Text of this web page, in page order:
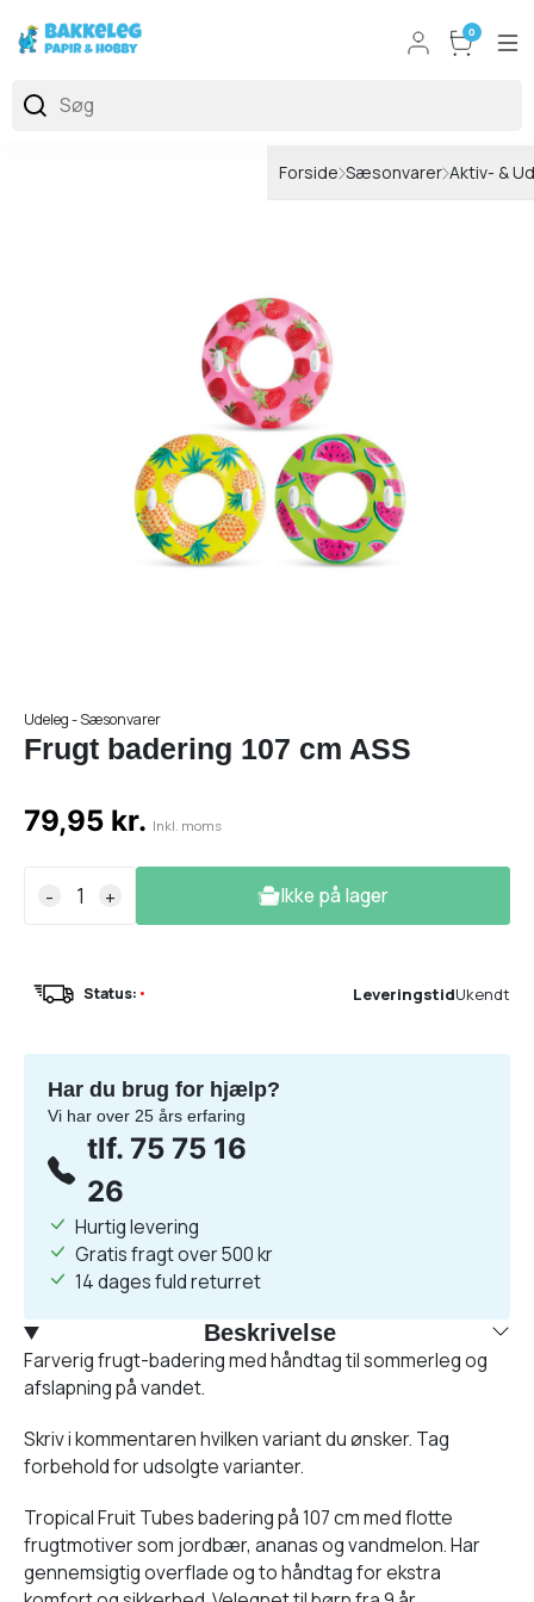
0
Forside Sæsonvarer Aktiv- &
Udeleg - Sæsonvarer
Frugt badering 107 cm ASS
79,95 kr. Inkl. moms
- + Ikke på lager
Status: • LeveringstidUkendt
Har du brug for hjælp?
Vi har over 25 års erfaring
tlf. 75 75 16
26
Hurtig levering
Gratis fragt over 500 kr
14 dages fuld returret
Beskrivelse
Farverig frugt-badering med håndtag til sommerleg og
afslapning på vandet.
Skriv i kommentaren hvilken variant du ønsker. Tag
forbehold for udsolgte varianter.
Tropical Fruit Tubes badering på 107 cm med flotte
frugtmotiver som jordbær, ananas og vandmelon. Har
gennemsigtig overflade og to håndtag for ekstra